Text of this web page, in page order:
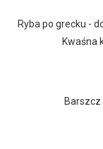
Ryba po grecku -
Kwaśna